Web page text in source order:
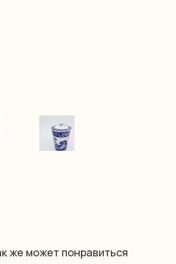
же может понравиться